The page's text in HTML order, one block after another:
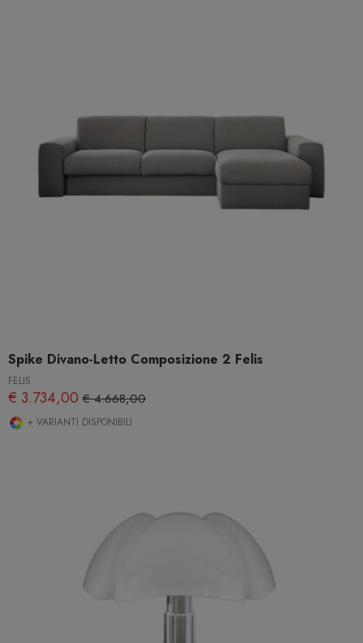
Spike Divano-Letto Composizione 2 Felis
FELIS
€ 3.734,00 € 4.668,00
+ VARIANTI DISPONIBILI